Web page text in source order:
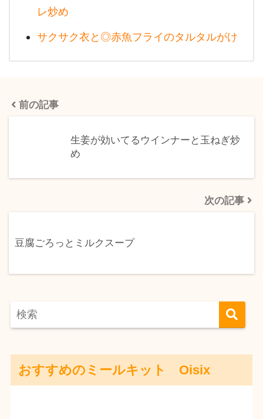
レ炒め
サクサク衣と◎赤魚フライのタルタルがけ
前の記事
生姜が効いてるウインナーと玉ねぎ炒
め
次の記事
豆腐ごろっとミルクスープ
おすすめのミールキット Oisix